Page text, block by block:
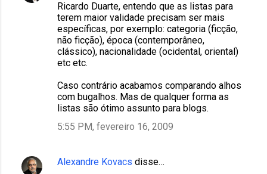
Ricardo Duarte, entendo que as listas para
terem maior validade precisam ser mais
específicas, por exemplo: categoria (ficção,
não ficção), época (contemporâneo,
clássico), nacionalidade (ocidental, oriental)
etc etc.
Caso contrário acabamos comparando alhos
com bugalhos. Mas de qualquer forma as
listas são ótimo assunto para blogs.
5:55 PM, fevereiro 16, 2009
Alexandre Kovacs disse…